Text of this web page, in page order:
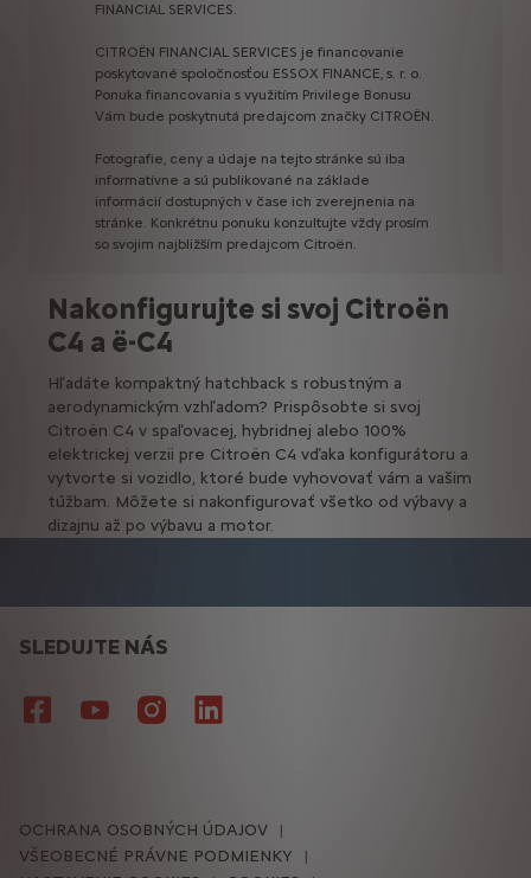
FINANCIAL SERVICES.
CITROËN FINANCIAL SERVICES je financovanie
poskytované spoločnosťou ESSOX FINANCE, s. r. o.
Ponuka financovania s využitím Privilege Bonusu
Vám bude poskytnutá predajcom značky CITROËN.
Fotografie, ceny a údaje na tejto stránke sú iba
informatívne a sú publikované na základe
informácií dostupných v čase ich zverejnenia na
stránke. Konkrétnu ponuku konzultujte vždy prosím
so svojim najbližším predajcom Citroën.
Nakonfigurujte si svoj Citroën
C4 a ë-C4
Hľadáte kompaktný hatchback s robustným a
aerodynamickým vzhľadom? Prispôsobte si svoj
Citroën C4 v spaľovacej, hybridnej alebo 100%
elektrickej verzii pre Citroën C4 vďaka konfigurátoru a
vytvorte si vozidlo, ktoré bude vyhovovať vám a vašim
túžbam. Môžete si nakonfigurovať všetko od výbavy a
dizajnu až po výbavu a motor.
SLEDUJTE NÁS
OCHRANA OSOBNÝCH ÚDAJOV
VŠEOBECNÉ PRÁVNE PODMIENKY